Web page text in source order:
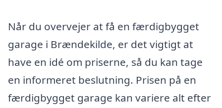
Når du overvejer at få en færdigbygget
garage i Brændekilde, er det vigtigt at
have en idé om priserne, så du kan tage
en informeret beslutning. Prisen på en
færdigbygget garage kan variere alt efter